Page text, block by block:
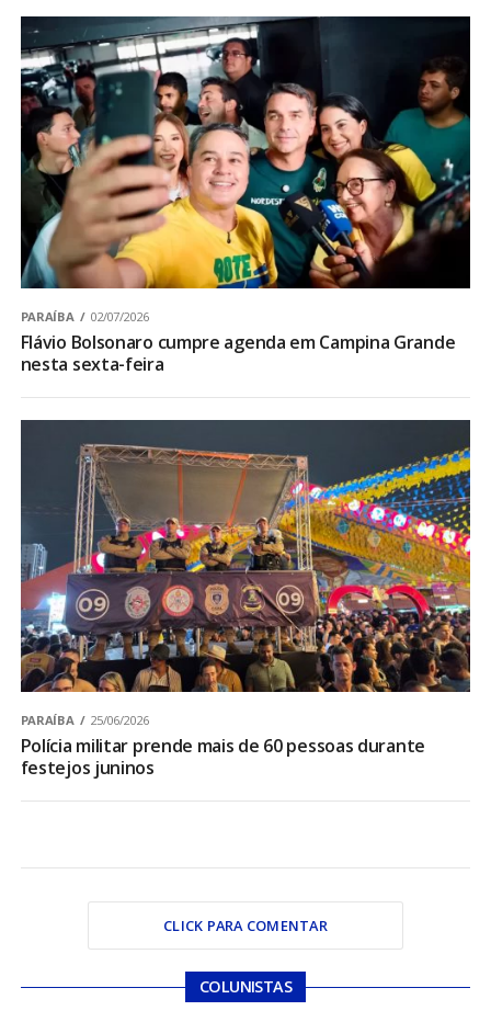
PARAÍBA 02/07/2026
Flávio Bolsonaro cumpre agenda em Campina Grande
nesta sexta-feira
PARAÍBA 25/06/2026
Polícia militar prende mais de 60 pessoas durante
festejos juninos
CLICK PARA COMENTAR
COLUNISTAS